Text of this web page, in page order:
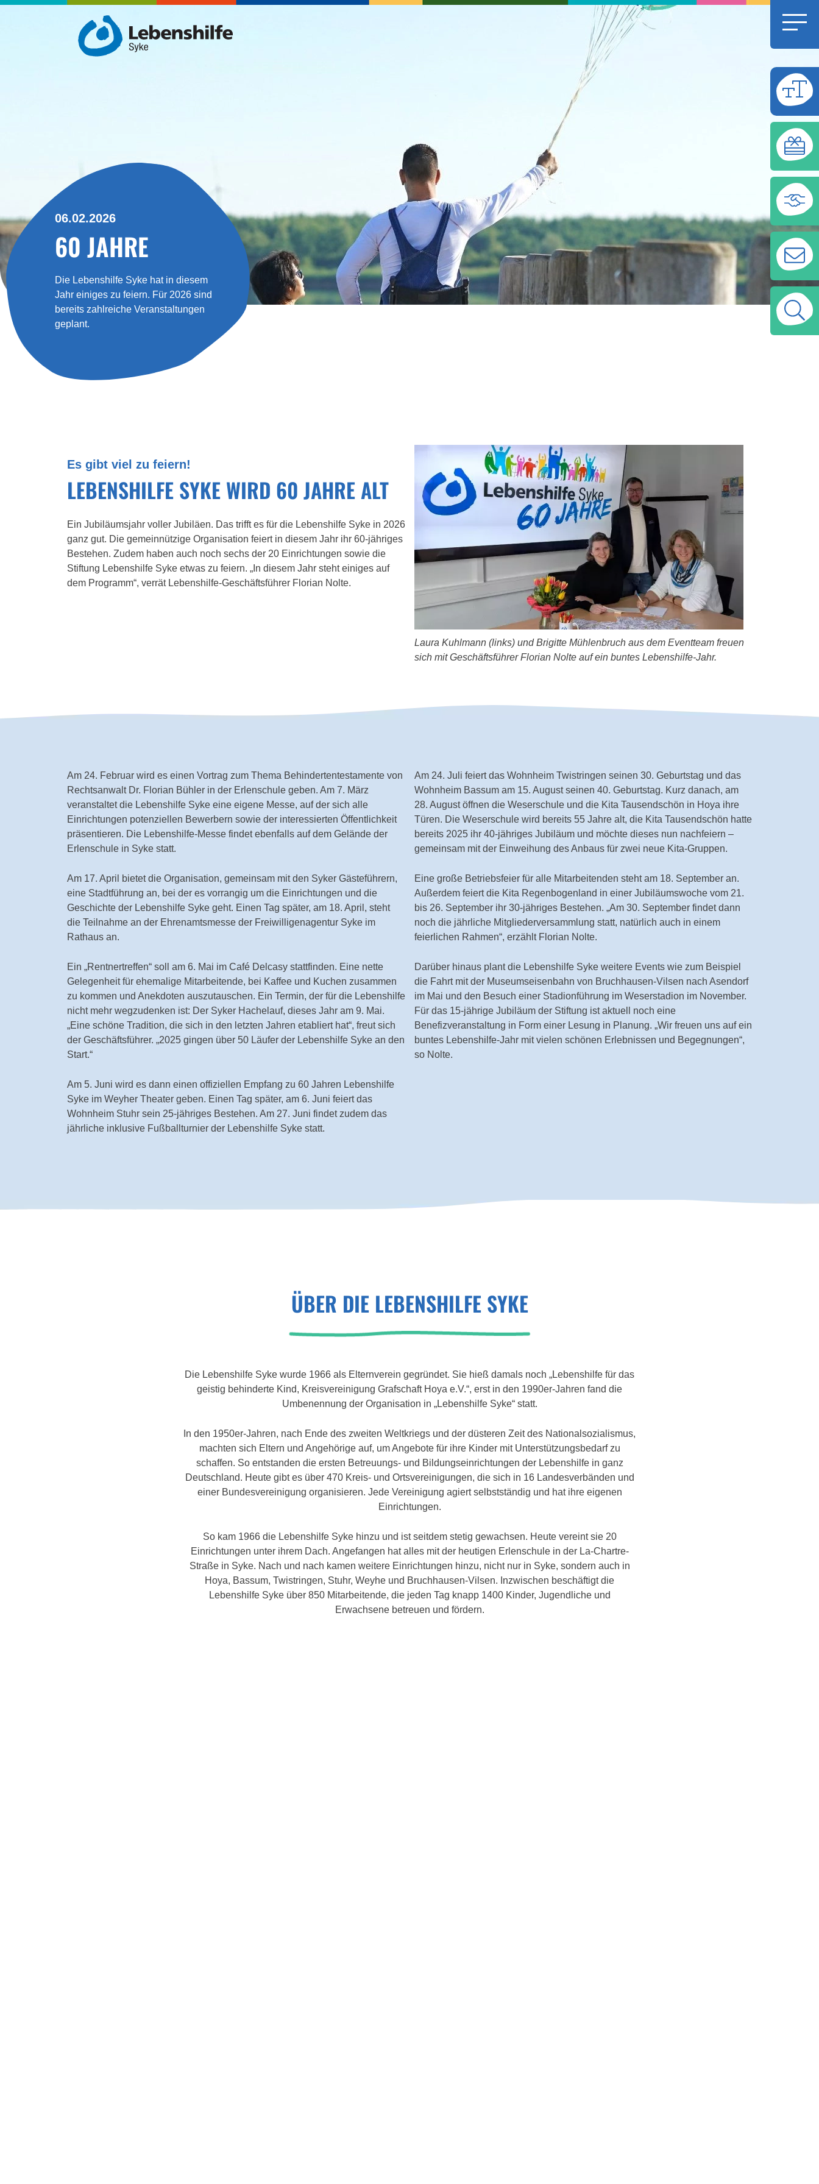
06.02.2026
60 JAHRE
Die Lebenshilfe Syke hat in diesem
Jahr einiges zu feiern. Für 2026 sind
bereits zahlreiche Veranstaltungen
geplant.
Es gibt viel zu feiern!
LEBENSHILFE SYKE WIRD 60 JAHRE ALT
Ein Jubiläumsjahr voller Jubiläen. Das trifft es für die Lebenshilfe Syke in 2026
ganz gut. Die gemeinnützige Organisation feiert in diesem Jahr ihr 60-jähriges
Bestehen. Zudem haben auch noch sechs der 20 Einrichtungen sowie die
Stiftung Lebenshilfe Syke etwas zu feiern. „In diesem Jahr steht einiges auf
dem Programm“, verrät Lebenshilfe-Geschäftsführer Florian Nolte.
Laura Kuhlmann (links) und Brigitte Mühlenbruch aus dem Eventteam freuen
sich mit Geschäftsführer Florian Nolte auf ein buntes Lebenshilfe-Jahr.
Am 24. Februar wird es einen Vortrag zum Thema Behindertentestamente von
Rechtsanwalt Dr. Florian Bühler in der Erlenschule geben. Am 7. März
veranstaltet die Lebenshilfe Syke eine eigene Messe, auf der sich alle
Einrichtungen potenziellen Bewerbern sowie der interessierten Öffentlichkeit
präsentieren. Die Lebenshilfe-Messe findet ebenfalls auf dem Gelände der
Erlenschule in Syke statt.
Am 17. April bietet die Organisation, gemeinsam mit den Syker Gästeführern,
eine Stadtführung an, bei der es vorrangig um die Einrichtungen und die
Geschichte der Lebenshilfe Syke geht. Einen Tag später, am 18. April, steht
die Teilnahme an der Ehrenamtsmesse der Freiwilligenagentur Syke im
Rathaus an.
Ein „Rentnertreffen“ soll am 6. Mai im Café Delcasy stattfinden. Eine nette
Gelegenheit für ehemalige Mitarbeitende, bei Kaffee und Kuchen zusammen
zu kommen und Anekdoten auszutauschen. Ein Termin, der für die Lebenshilfe
nicht mehr wegzudenken ist: Der Syker Hachelauf, dieses Jahr am 9. Mai.
„Eine schöne Tradition, die sich in den letzten Jahren etabliert hat“, freut sich
der Geschäftsführer. „2025 gingen über 50 Läufer der Lebenshilfe Syke an den
Start.“
Am 5. Juni wird es dann einen offiziellen Empfang zu 60 Jahren Lebenshilfe
Syke im Weyher Theater geben. Einen Tag später, am 6. Juni feiert das
Wohnheim Stuhr sein 25-jähriges Bestehen. Am 27. Juni findet zudem das
jährliche inklusive Fußballturnier der Lebenshilfe Syke statt.
Am 24. Juli feiert das Wohnheim Twistringen seinen 30. Geburtstag und das
Wohnheim Bassum am 15. August seinen 40. Geburtstag. Kurz danach, am
28. August öffnen die Weserschule und die Kita Tausendschön in Hoya ihre
Türen. Die Weserschule wird bereits 55 Jahre alt, die Kita Tausendschön hatte
bereits 2025 ihr 40-jähriges Jubiläum und möchte dieses nun nachfeiern –
gemeinsam mit der Einweihung des Anbaus für zwei neue Kita-Gruppen.
Eine große Betriebsfeier für alle Mitarbeitenden steht am 18. September an.
Außerdem feiert die Kita Regenbogenland in einer Jubiläumswoche vom 21.
bis 26. September ihr 30-jähriges Bestehen. „Am 30. September findet dann
noch die jährliche Mitgliederversammlung statt, natürlich auch in einem
feierlichen Rahmen“, erzählt Florian Nolte.
Darüber hinaus plant die Lebenshilfe Syke weitere Events wie zum Beispiel
die Fahrt mit der Museumseisenbahn von Bruchhausen-Vilsen nach Asendorf
im Mai und den Besuch einer Stadionführung im Weserstadion im November.
Für das 15-jährige Jubiläum der Stiftung ist aktuell noch eine
Benefizveranstaltung in Form einer Lesung in Planung. „Wir freuen uns auf ein
buntes Lebenshilfe-Jahr mit vielen schönen Erlebnissen und Begegnungen“,
so Nolte.
ÜBER DIE LEBENSHILFE SYKE
Die Lebenshilfe Syke wurde 1966 als Elternverein gegründet. Sie hieß damals noch „Lebenshilfe für das
geistig behinderte Kind, Kreisvereinigung Grafschaft Hoya e.V.“, erst in den 1990er-Jahren fand die
Umbenennung der Organisation in „Lebenshilfe Syke“ statt.
In den 1950er-Jahren, nach Ende des zweiten Weltkriegs und der düsteren Zeit des Nationalsozialismus,
machten sich Eltern und Angehörige auf, um Angebote für ihre Kinder mit Unterstützungsbedarf zu
schaffen. So entstanden die ersten Betreuungs- und Bildungseinrichtungen der Lebenshilfe in ganz
Deutschland. Heute gibt es über 470 Kreis- und Ortsvereinigungen, die sich in 16 Landesverbänden und
einer Bundesvereinigung organisieren. Jede Vereinigung agiert selbstständig und hat ihre eigenen
Einrichtungen.
So kam 1966 die Lebenshilfe Syke hinzu und ist seitdem stetig gewachsen. Heute vereint sie 20
Einrichtungen unter ihrem Dach. Angefangen hat alles mit der heutigen Erlenschule in der La-Chartre-
Straße in Syke. Nach und nach kamen weitere Einrichtungen hinzu, nicht nur in Syke, sondern auch in
Hoya, Bassum, Twistringen, Stuhr, Weyhe und Bruchhausen-Vilsen. Inzwischen beschäftigt die
Lebenshilfe Syke über 850 Mitarbeitende, die jeden Tag knapp 1400 Kinder, Jugendliche und
Erwachsene betreuen und fördern.